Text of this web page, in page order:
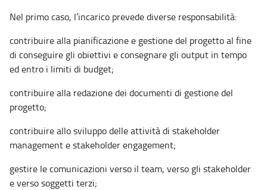
Nel primo caso, l’incarico prevede diverse responsabilità:
contribuire alla pianificazione e gestione del progetto al fine
di conseguire gli obiettivi e consegnare gli output in tempo
ed entro i limiti di budget;
contribuire alla redazione dei documenti di gestione del
progetto;
contribuire allo sviluppo delle attività di stakeholder
management e stakeholder engagement;
gestire le comunicazioni verso il team, verso gli stakeholder
e verso soggetti terzi;